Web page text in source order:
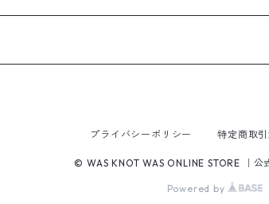
プライバシーポリシー 特定商取
© WAS KNOT WAS ONLINE STORE ｜公
Powered by